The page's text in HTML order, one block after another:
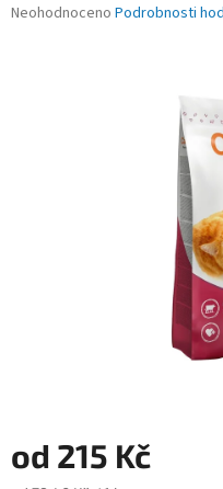
Průměrné
Neohodnoceno Podrobnosti
od 215 Kč